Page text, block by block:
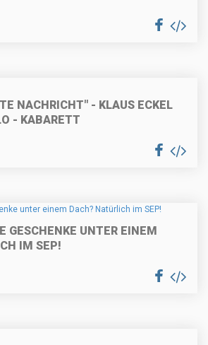
NACHRICHT" - KLAUS ECKEL
- KABARETT
GESCHENKE UNTER EINEM
IM SEP!